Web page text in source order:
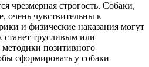
чрезмерная строгость. Собаки,
очень чувствительны к
и физические наказания могут
станет трусливым или
позитивного
сформировать у собаки